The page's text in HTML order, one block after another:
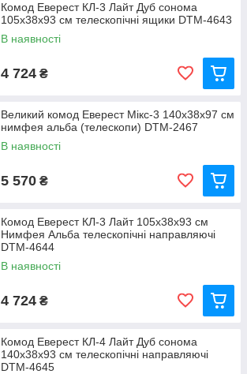
Комод Еверест КЛ-3 Лайт Дуб сонома
105х38х93 см телескопічні ящики DTM-4643
В наявності
4 724 ₴
Великий комод Еверест Мікс-3 140х38х97 см
нимфея альба (телескопи) DTM-2467
В наявності
5 570 ₴
Комод Еверест КЛ-3 Лайт 105х38х93 см
Нимфея Альба телескопічні направляючі
DTM-4644
В наявності
4 724 ₴
Комод Еверест КЛ-4 Лайт Дуб сонома
140х38х93 см телескопічні направляючі
DTM-4645